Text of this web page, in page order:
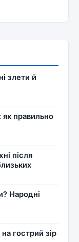
злети й
як правильно
після
Народні
гострий зір